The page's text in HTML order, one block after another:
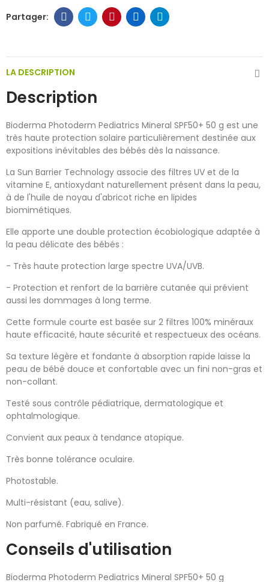
LA DESCRIPTION
Description
Bioderma Photoderm Pediatrics Mineral SPF50+ 50 g est une
très haute protection solaire particulièrement destinée aux
expositions inévitables des bébés dès la naissance.
La Sun Barrier Technology associe des filtres UV et de la
vitamine E, antioxydant naturellement présent dans la peau,
à de l'huile de noyau d'abricot riche en lipides
biomimétiques.
Elle apporte une double protection écobiologique adaptée à
la peau délicate des bébés :
- Très haute protection large spectre UVA/UVB.
- Protection et renfort de la barrière cutanée qui prévient
aussi les dommages à long terme.
Cette formule courte est basée sur 2 filtres 100% minéraux
haute efficacité, haute sécurité et respectueux des océans.
Sa texture légère et fondante à absorption rapide laisse la
peau de bébé douce et confortable avec un fini non-gras et
non-collant.
Testé sous contrôle pédiatrique, dermatologique et
ophtalmologique.
Convient aux peaux à tendance atopique.
Très bonne tolérance oculaire.
Photostable.
Multi-résistant (eau, salive).
Non parfumé. Fabriqué en France.
Conseils d'utilisation
Bioderma Photoderm Pediatrics Mineral SPF50+ 50 g